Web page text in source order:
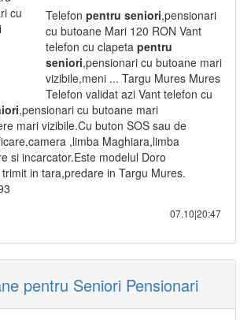
Telefon pentru seniori,pensionari
cu butoane Mari 120 RON Vant
telefon cu clapeta pentru
seniori,pensionari cu butoane mari
vizibile,meni ... Targu Mures Mures
Telefon validat azi Vant telefon cu
,pensionari cu butoane mari
mari vizibile.Cu buton SOS sau de
,limba Maghiara,limba
si incarcator.Este modelul Doro
in tara,predare in Targu Mures.
07.10|20:47
pentru Seniori Pensionari